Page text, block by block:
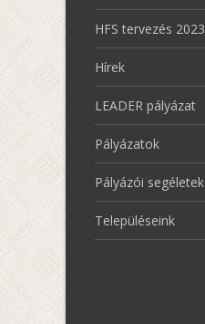
HFS tervezés 2023
Hírek
LEADER pályázat
Pályázatok
Pályázói segéletek
Településeink